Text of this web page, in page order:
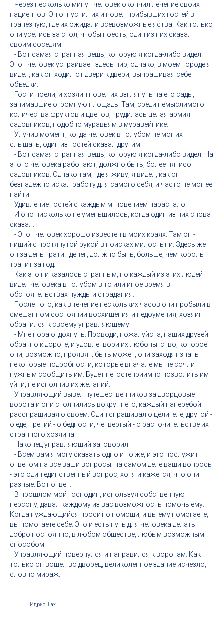
Через несколько минут человек окончил лечение своих
пациентов. Он отпустил их и повел прибывших гостей в
трапезную, где их ожидали всевозможные яства. Как только
они уселись за стол, чтобы поесть, один из них сказал
своим соседям:
- Вот самая странная вещь, которую я когда-либо видел!
Этот человек устраивает здесь пир, однако, в моем городе я
видел, как он ходил от двери к двери, выпрашивая себе
объедки.
Гости поели, и хозяин повел их взглянуть на его сады,
занимавшие огромную площадь. Там, среди немыслимого
количества фруктов и цветов, трудилась целая армия
садовников, подобно муравьям в муравейнике.
Улучив момент, когда человек в голубом не мог их
слышать, один из гостей сказал другим:
- Вот самая странная вещь, которую я когда-либо видел! На
этого человека работают, должно быть, более пятисот
садовников. Однако там, где я живу, я видел, как он
безнадежно искал работу для самого себя, и часто не мог ее
найти.
Удивление гостей с каждым мгновением нарастало.
И оно нисколько не уменьшилось, когда один из них снова
сказал:
- Этот человек хорошо известен в моих краях. Там он -
нищий с протянутой рукой в поисках милостыни. Здесь же
он за день тратит денег, должно быть, больше, чем король
тратит за год.
Как это ни казалось странным, но каждый из этих людей
видел человека в голубом в то или иное время в
обстоятельствах нужды и страдания.
После того, как в течение нескольких часов они пробыли в
смешанном состоянии восхищения и недоумения, хозяин
обратился к своему управляющему:
- Мне пора отдохнуть. Проводи, пожалуйста, наших друзей
обратно к дороге, и удовлетвори их любопытство, которое
они, возможно, проявят; быть может, они заходят знать
некоторые подробности, которые вначале мы не сочли
нужным сообщить им. Будет негостеприимно позволить им
уйти, не исполнив их желаний.
Управляющий вывел путешественников за дворцовые
ворота и они столпились вокруг него, каждый наперебой
расспрашивая о своем. Один спрашивал о целителе, другой -
о еде, третий - о бедности, четвертый - о расточительстве их
странного хозяина.
Наконец управляющий заговорил:
- Всем вам я могу сказать одно и то же, и это послужит
ответом на все ваши вопросы: на самом деле ваши вопросы
- это один единственный вопрос, хотя и кажется, что они
разные. Вот ответ:
В прошлом мой господин, используя собственную
персону, давал каждому из вас возможность помочь ему.
Когда нуждающийся просит о помощи, и вы ему помогаете,
вы помогаете себе. Это и есть путь для человека делать
добро постоянно, в любом обществе, любым возможным
способом.
Управляющий повернулся и направился к воротам. Как
только он вошел во дворец, великолепное здание исчезло,
словно мираж.
Идрис Шах